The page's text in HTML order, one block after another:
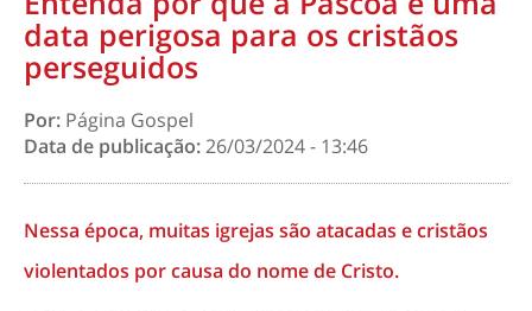
data perigosa para os cristãos
perseguidos
Por: Página Gospel
Data de publicação:26/03/2024 - 13:46
Nessa época, muitas igrejas são atacadas e cristãos
violentados por causa do nome de Cristo.